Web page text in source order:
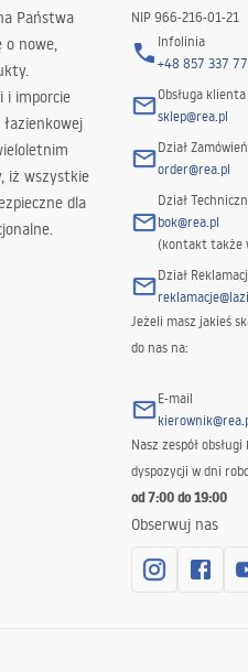
Państwa
o nowe,
i imporcie
iż wszystkie
dla
NIP 966-216-01-21
Infolinia
+48 857 337
Obsługa klienta
sklep@rea.pl
Dział Zamówień
order@rea.pl
Dział
bok@rea.pl
(kontakt także
Dział
Jeżeli masz jakieś
do nas na:
E-mail
Nasz zespół
dyspozycji w dni
od 7:00 do 19:00
Obserwuj nas